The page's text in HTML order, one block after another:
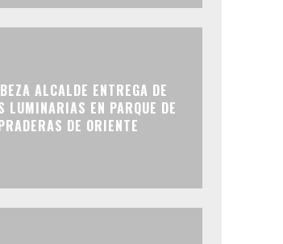
ALCALDE ENTREGA DE
LUMINARIAS EN PARQUE DE
DE ORIENTE